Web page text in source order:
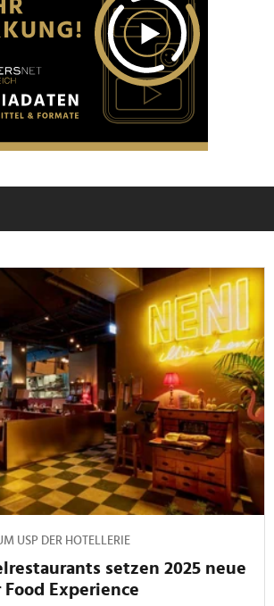
USP DER HOTELLERIE
setzen 2025 neue
Experience